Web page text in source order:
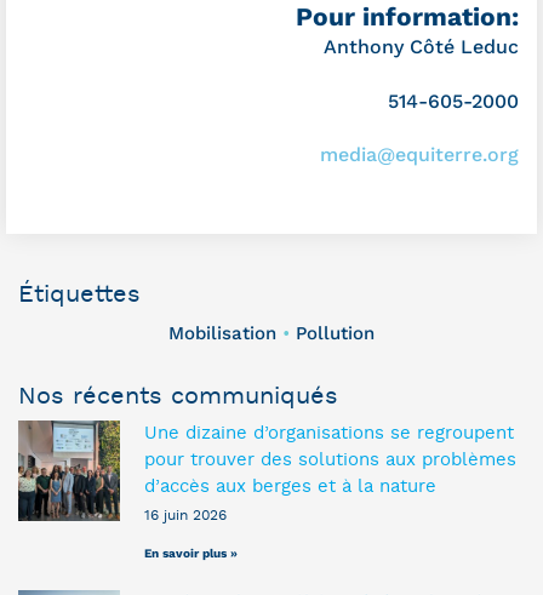
Pour information:
Anthony Côté Leduc
514-605-2000
media@equiterre.org
Étiquettes
Mobilisation • Pollution
Nos récents communiqués
Une dizaine d’organisations se regroupent
pour trouver des solutions aux problèmes
d’accès aux berges et à la nature
16 juin 2026
En savoir plus »